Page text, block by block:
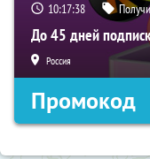
10:17:37
До 45 дней
Россия
Промокод